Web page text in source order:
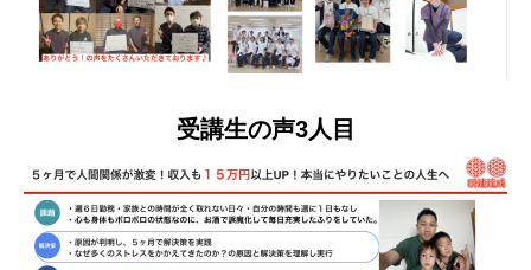
受講生の声3人目